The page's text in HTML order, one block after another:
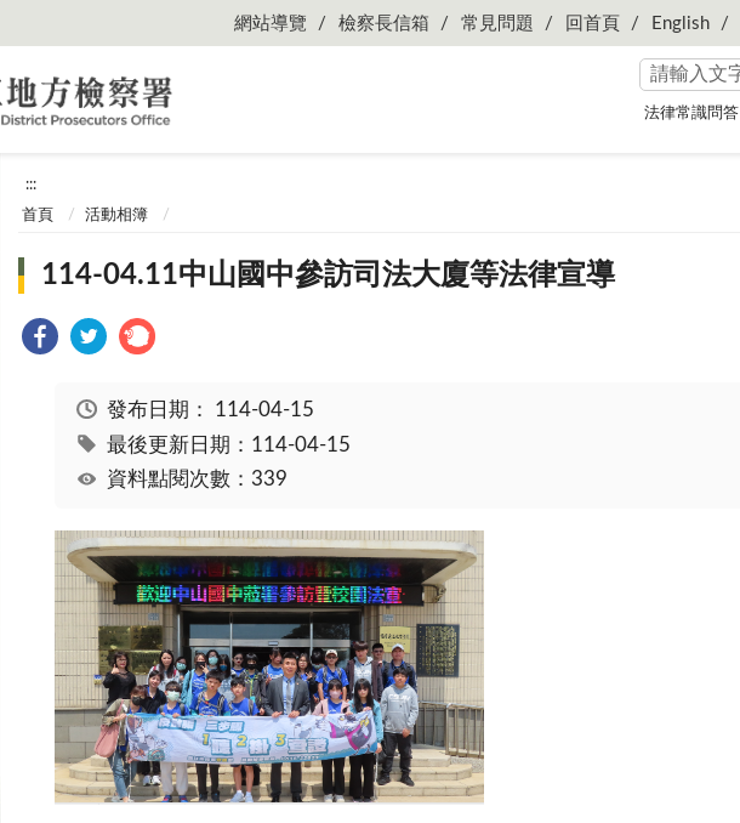
網站導覽 檢察長信箱 常見問題 回首頁 English
法律常識問答
:::
首頁 活動相簿
114-04.11中山國中參訪司法大廈等法律宣導
發布日期： 114-04-15
最後更新日期：114-04-15
資料點閱次數：339